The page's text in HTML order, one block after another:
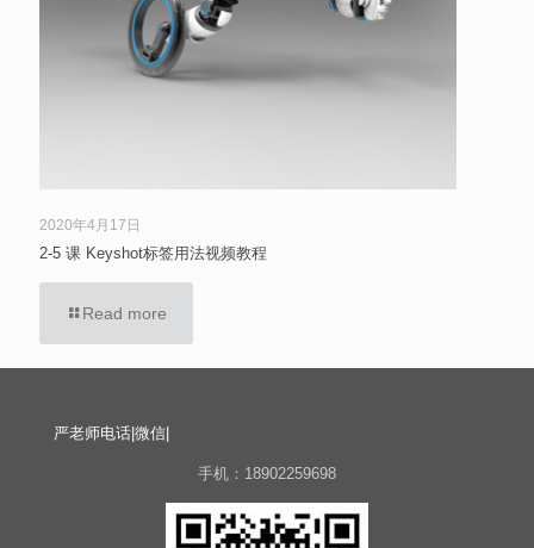
2020年4月17日
2-5 课 Keyshot标签用法视频教程
Read more
严老师电话|微信|
手机：18902259698